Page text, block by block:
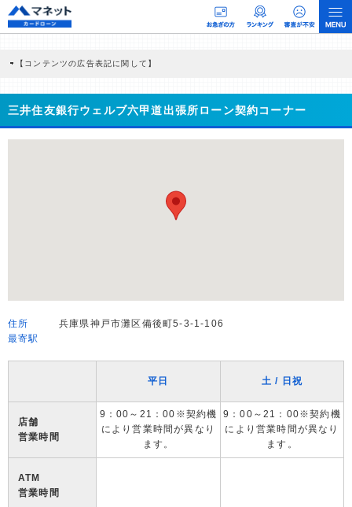
【コンテンツの広告表記に関して】
商品を根拠なくPRするものではなく、当編集部の調査／ユーザーへの口コミ収集な
どに基づき、公平性を担保した情報提供を行っています。
>提携企業一覧
三井住友銀行ウェルブ六甲道出張所ローン契約コーナー
住所
兵庫県神戸市灘区備後町5-3-1-106
最寄駅
平日 土 / 日祝
店舗
営業時間
9：00～21：00※契約機
により営業時間が異なり
ます。
9：00～21：00※契約機
により営業時間が異なり
ます。
ATM
営業時間